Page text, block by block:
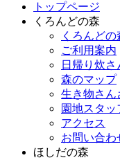
トップページ
くろんどの森
くろんどの
ご利用案内
日帰り炊さ
森のマップ
生き物さん
園地スタッ
アクセス
お問い合わ
ほしだの森